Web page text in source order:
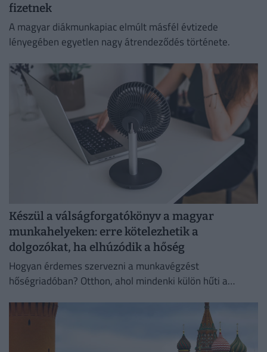
fizetnek
A magyar diákmunkapiac elmúlt másfél évtizede
lényegében egyetlen nagy átrendeződés története.
Készül a válságforgatókönyv a magyar
munkahelyeken: erre kötelezhetik a
dolgozókat, ha elhúzódik a hőség
Hogyan érdemes szervezni a munkavégzést
hőségriadóban? Otthon, ahol mindenki külön hűti a
irodaházban, ahol a hűtés központilag működik.